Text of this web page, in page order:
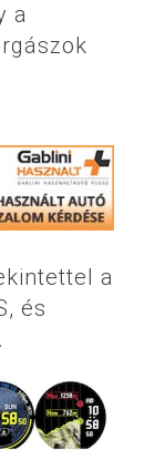
a
a
és